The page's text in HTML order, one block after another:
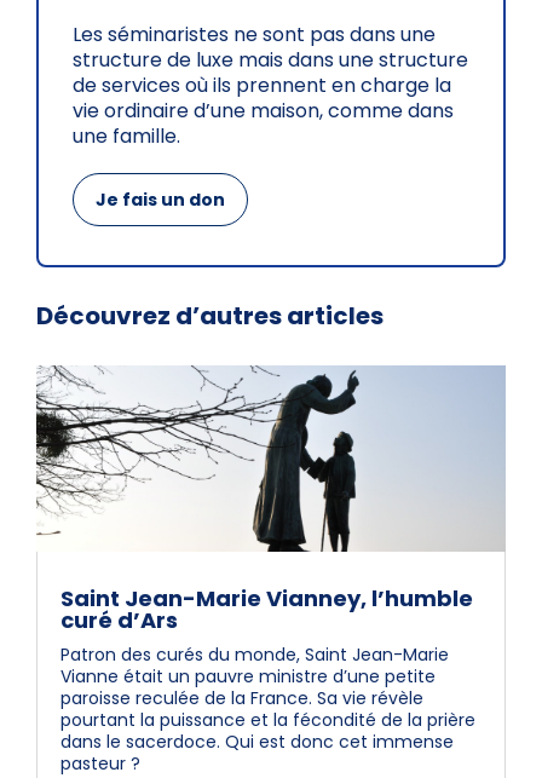
Les séminaristes ne sont pas dans une
structure de luxe mais dans une structure
de services où ils prennent en charge la
vie ordinaire d’une maison, comme dans
une famille.
Je fais un don
Découvrez d’autres articles
Saint Jean-Marie Vianney, l’humble
curé d’Ars
Patron des curés du monde, Saint Jean-Marie
Vianne était un pauvre ministre d’une petite
paroisse reculée de la France. Sa vie révèle
pourtant la puissance et la fécondité de la prière
dans le sacerdoce. Qui est donc cet immense
pasteur ?